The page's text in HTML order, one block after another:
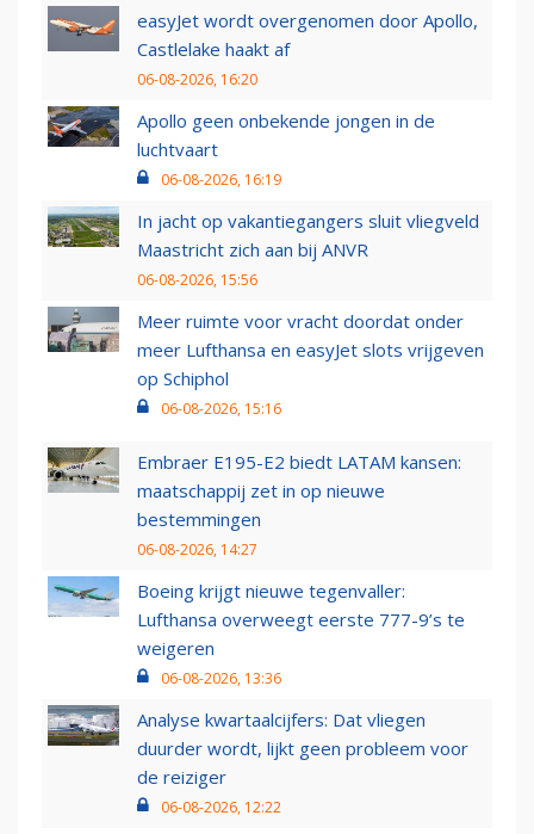
easyJet wordt overgenomen door Apollo,
Castlelake haakt af
06-08-2026, 16:20
Apollo geen onbekende jongen in de
luchtvaart
06-08-2026, 16:19
In jacht op vakantiegangers sluit vliegveld
Maastricht zich aan bij ANVR
06-08-2026, 15:56
Meer ruimte voor vracht doordat onder
meer Lufthansa en easyJet slots vrijgeven
op Schiphol
06-08-2026, 15:16
Embraer E195-E2 biedt LATAM kansen:
maatschappij zet in op nieuwe
bestemmingen
06-08-2026, 14:27
Boeing krijgt nieuwe tegenvaller:
Lufthansa overweegt eerste 777-9’s te
weigeren
06-08-2026, 13:36
Analyse kwartaalcijfers: Dat vliegen
duurder wordt, lijkt geen probleem voor
de reiziger
06-08-2026, 12:22